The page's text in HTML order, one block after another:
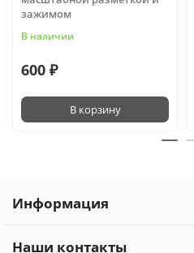
зажимом
В наличии
600 ₽
В корзину
Информация
Наши контакты